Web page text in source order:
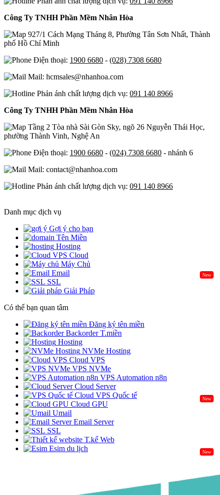
Công Ty TNHH Phần Mềm Nhân Hòa
927/1 Cách Mạng Tháng 8, Phường Tân Sơn Nhất, Thành
phố Hồ Chí Minh
Điện thoại: 1900 6680 - (028) 7308 6680
Mail: hcmsales@nhanhoa.com
Phản ánh chất lượng dịch vụ: 091 140 8966
Công Ty TNHH Phần Mềm Nhân Hòa
Tầng 2 Tòa nhà Sài Gòn Sky, ngõ 26 Nguyễn Thái Học,
phường Thành Vinh, Nghệ An
Điện thoại: 1900 6680 - (024) 7308 6680 - nhánh 6
Mail: contact@nhanhoa.com
Phản ánh chất lượng dịch vụ: 091 140 8966
Danh mục dịch vụ
Gợi ý cho bạn
Tên Miền
Hosting
Cloud
Máy Chủ
New
Email
SSL
Giải Pháp
Có thể bạn quan tâm
Đăng ký tên miền
Backorder T.miền
Hosting
NVMe Hosting
Cloud VPS
VPS NVMe
VPS Automation n8n
Cloud Server
Cloud VPS Quốc tế
New
Cloud GPU
Umail
Email Server
SSL
T.kế Web
Esim du lịch
New